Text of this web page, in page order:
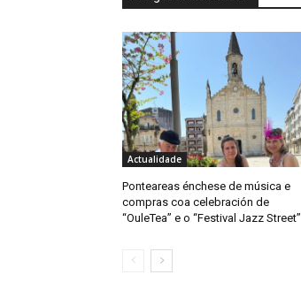
Actualidade
Ponteareas énchese de música e
compras coa celebración de
“OuleTea” e o “Festival Jazz Street”